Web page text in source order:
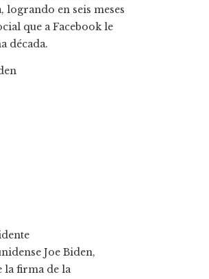
logrando en seis meses
que a Facebook le
década.
Joe Biden,
la firma de la